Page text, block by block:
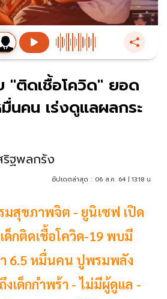
"ติดเชื้อโควิด" ยอด
นคน เร่งดูแลผลกระ
ริฐพลกรัง
อัปเดตล่าสุด : 06 ส.ค. 64 | 13:18 น.
มสุขภาพจิต - ยูนิเซฟ เปิด
ด็กติดเชื้อโควิด-19 พบมี
6.5 หมื่นคน ปูพรมพลัง
งเด็กกำพร้า - ไม่มีผู้ดูแล -